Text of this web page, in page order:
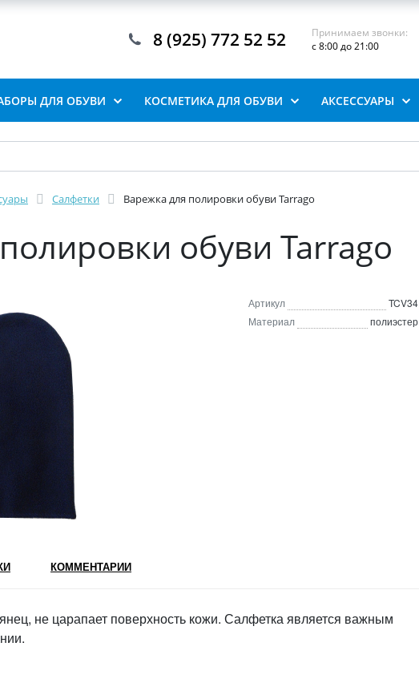
8 (925) 772 52 52
Принимаем звонки:
с 8:00 до 21:00
ДЛЯ ОБУВИ КОСМЕТИКА ДЛЯ ОБУВИ АКСЕССУАРЫ
Салфетки Варежка для полировки обуви Tarrago
обуви Tarrago
Артикул
TCV34
Материал
полиэстер
КОММЕНТАРИИ
не царапает поверхность кожи. Салфетка является важным